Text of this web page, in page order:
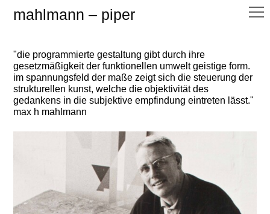
"die programmierte gestaltung gibt durch ihre
gesetzmäßigkeit der funktionellen umwelt geistige form.
im spannungsfeld der maße zeigt sich die steuerung der
strukturellen kunst, welche die objektivität des
gedankens in die subjektive empfindung eintreten lässt."
max h mahlmann
mahlmann – piper